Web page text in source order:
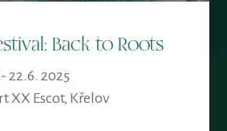
Back to Roots
22.6. 2025
XX Escot, Křelov